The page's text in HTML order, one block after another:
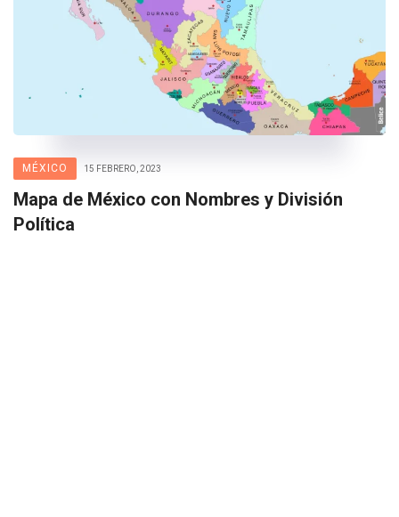
MÉXICO 15 FEBRERO, 2023
Mapa de México con Nombres y División
Política